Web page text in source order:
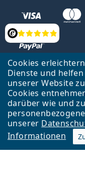
Cookies
Dienste und
unserer Website
Cookies
darüber wie und
unserer
Informationen
Bewertung
Zurück
Lentiamo s.r.o.,
Shops